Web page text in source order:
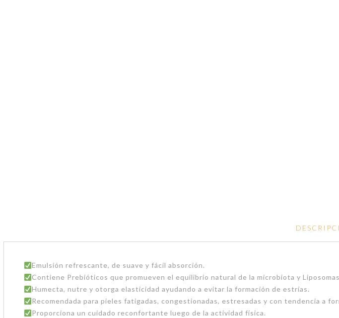
Emulsión refrescante, de suave y fácil absorción.
Contiene Prebióticos que promueven el equilibrio natural de la microbiota y
Humecta, nutre y otorga elasticidad ayudando a evitar la formación de estrías.
Recomendada para pieles fatigadas, congestionadas, estresadas y con tendencia a
Proporciona un cuidado reconfortante luego de la actividad física.